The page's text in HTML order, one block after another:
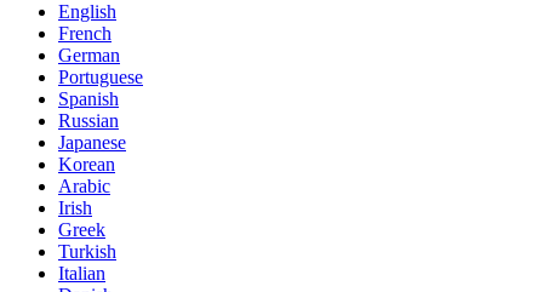
English
French
German
Portuguese
Spanish
Russian
Japanese
Korean
Arabic
Irish
Greek
Turkish
Italian